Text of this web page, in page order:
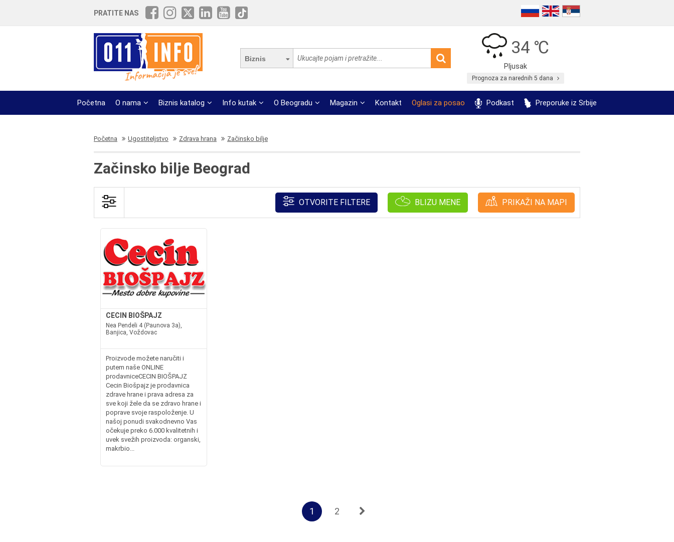
PRATITE NAS
Biznis
34 ℃
Pljusak
Prognoza za narednih 5 dana
Početna O nama Biznis katalog Info kutak O Beogradu Magazin Kontakt Oglasi za posao Podkast Preporuke iz Srbije
Početna Ugostiteljstvo Zdrava hrana Začinsko bilje
Začinsko bilje Beograd
OTVORITE FILTERE BLIZU MENE PRIKAŽI NA MAPI
CECIN BIOŠPAJZ
Nea Pendeli 4 (Paunova 3a),
Banjica, Voždovac
Proizvode možete naručiti i
putem naše ONLINE
prodavniceCECIN BIOŠPAJZ
Cecin Biošpajz je prodavnica
zdrave hrane i prava adresa za
sve koji žele da se zdravo hrane i
poprave svoje raspoloženje. U
našoj ponudi svakodnevno Vas
očekuje preko 6.000 kvalitetnih i
uvek svežih proizvoda: organski,
makrbio...
1 2